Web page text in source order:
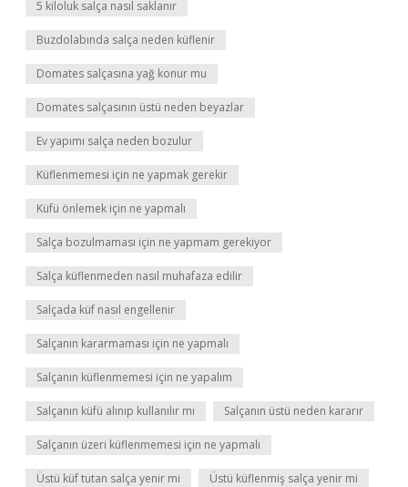
5 kiloluk salça nasıl saklanır
Buzdolabında salça neden küflenir
Domates salçasına yağ konur mu
Domates salçasının üstü neden beyazlar
Ev yapımı salça neden bozulur
Küflenmemesi için ne yapmak gerekir
Küfü önlemek için ne yapmalı
Salça bozulmaması için ne yapmam gerekiyor
Salça küflenmeden nasıl muhafaza edilir
Salçada küf nasıl engellenir
Salçanın kararmaması için ne yapmalı
Salçanın küflenmemesi için ne yapalım
Salçanın küfü alınıp kullanılır mı Salçanın üstü neden kararır
Salçanın üzeri küflenmemesi için ne yapmalı
Üstü küf tutan salça yenir mi Üstü küflenmiş salça yenir mi